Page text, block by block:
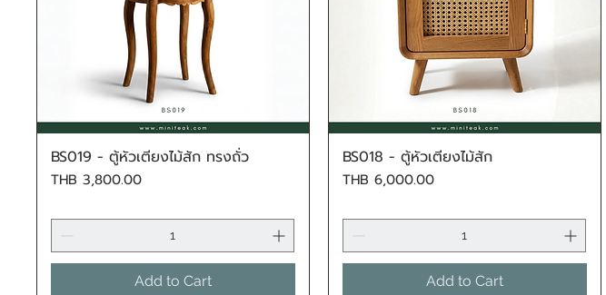
Quick View
BS019 - ตู้หัวเตียงไม้สัก ทรงถั่ว
Price
THB 3,800.00
Add to Cart
Quick View
BS018 - ตู้หัวเตียงไม้สัก
Price
THB 6,000.00
Add to Cart